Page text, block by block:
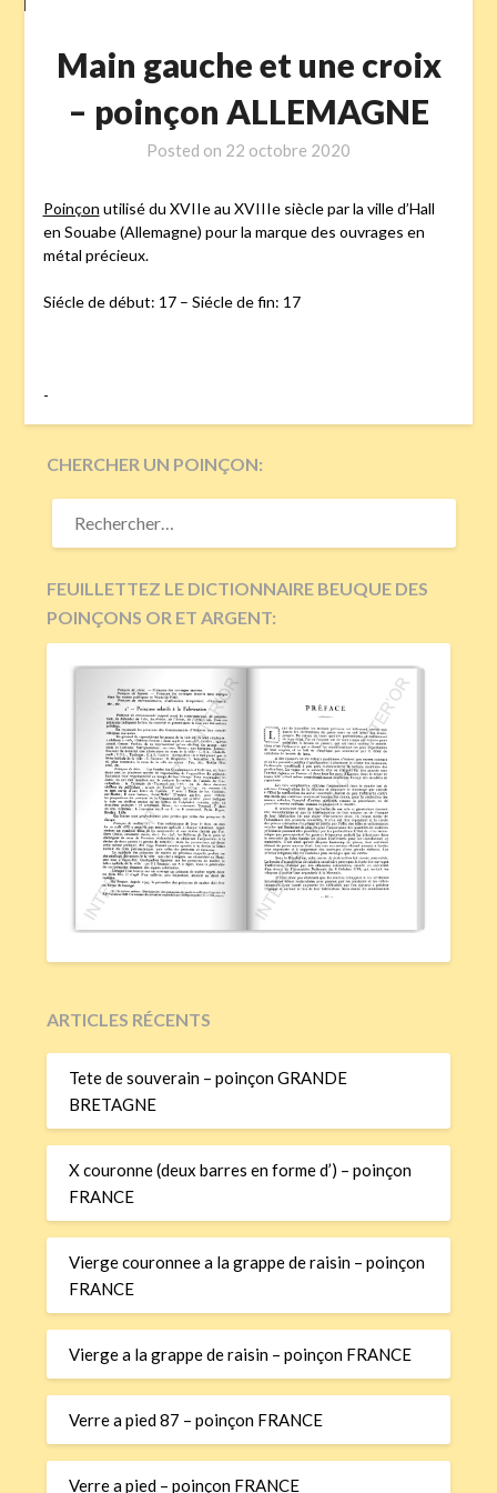
Main gauche et une croix
– poinçon ALLEMAGNE
Posted on 22 octobre 2020
Poinçon utilisé du XVIIe au XVIIIe siècle par la ville d’Hall
en Souabe (Allemagne) pour la marque des ouvrages en
métal précieux.
Siécle de début: 17 – Siécle de fin: 17
-
CHERCHER UN POINÇON:
RECHERCHER :
FEUILLETTEZ LE DICTIONNAIRE BEUQUE DES
POINÇONS OR ET ARGENT:
ARTICLES RÉCENTS
Tete de souverain – poinçon GRANDE
BRETAGNE
X couronne (deux barres en forme d’) – poinçon
FRANCE
Vierge couronnee a la grappe de raisin – poinçon
FRANCE
Vierge a la grappe de raisin – poinçon FRANCE
Verre a pied 87 – poinçon FRANCE
Verre a pied – poinçon FRANCE